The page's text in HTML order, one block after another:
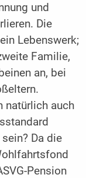
und
Die
Lebenswerk;
Familie,
an, bei
natürlich auch
Da die
Pension